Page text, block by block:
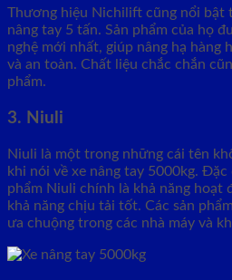
Thương hiệu Nichilift cũng nổi bật
nâng tay 5 tấn. Sản phẩm của họ
nghệ mới nhất, giúp nâng hạ hàng
và an toàn. Chất liệu chắc chắn
phẩm.
3. Niuli
Niuli là một trong những cái tên
khi nói về xe nâng tay 5000kg. Đặc
phẩm Niuli chính là khả năng hoạt
khả năng chịu tải tốt. Các sản
ưa chuộng trong các nhà máy và